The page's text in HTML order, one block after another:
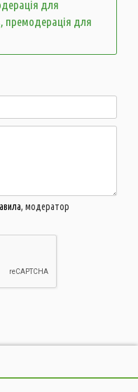
для
премодерація для
, модератор